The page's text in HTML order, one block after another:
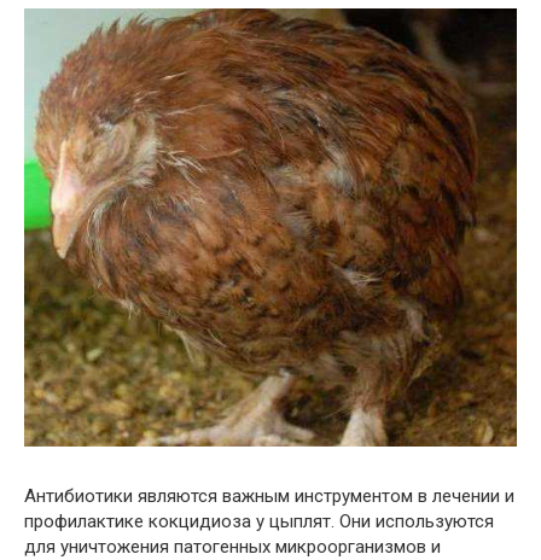
Антибиотики являются важным инструментом в лечении и
профилактике кокцидиоза у цыплят. Они используются
для уничтожения патогенных микроорганизмов и